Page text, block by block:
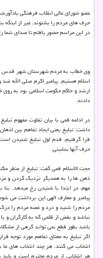
عضو شورای عالی انقلاب فرهنگی
حرف های مردم را بشنوند. غیر از اینكه
در این مراسم حضور یافتم تا صدای شما
وی خطاب به مردم شهرستان شهر قدس
اسلام هستیم. پیامبر اكرم صلی الله ضد
ارشد و حاكم حكومت اسلامی بود به
دادند.
در ادامه قمی با بیان تفاوت مفهوم
داشت: تبلیغ یعنی ایجاد تفاهم بین
فرا گرفتیم. قدم اول تبلیغ شنیدن
حرف آنها بنشینی.
حجت الاسلام قمی گفت: تبلیغ از منظر
ذهن ها را به همدیگر نزدیك كردن و
مهم، در ابتدا با شنیدن رخ میدهد.
پیامبر و معارف الهی این برداشت می
مردم را شنید و درد و غصه مردم را
نباشد و بغض از ظلمی كه به كارگران و
باشد بطور قطع نمی تواند گرهی از
اگر تبلیغ به معنای تفاهم مورد توجه
انتخاب می كنند. هر چند انتخاب های